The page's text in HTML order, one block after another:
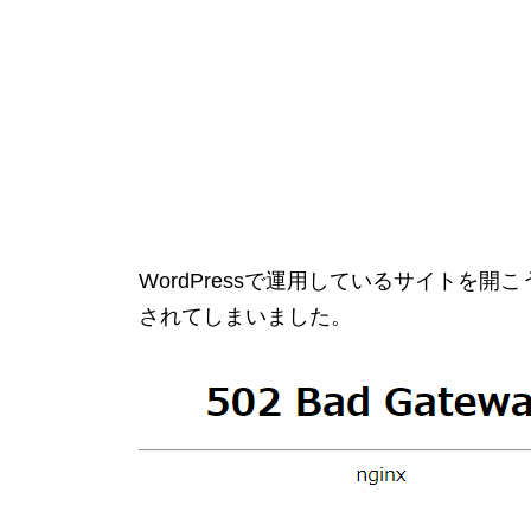
WordPressで運用しているサイトを開
されてしまいました。